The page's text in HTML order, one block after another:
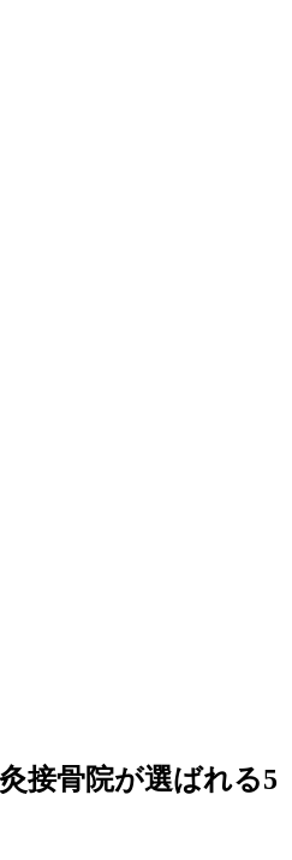
接骨院が選ばれる5